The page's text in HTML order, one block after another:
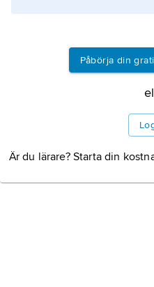
Påbörja din
Är du lärare? Starta din